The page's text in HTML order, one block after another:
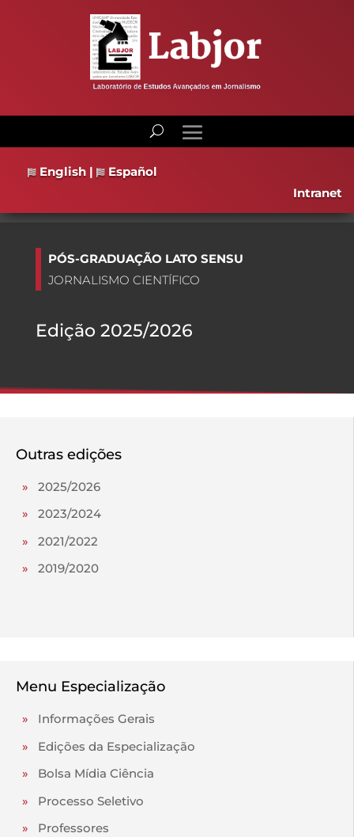
English |
Español
Intranet
PÓS-GRADUAÇÃO LATO SENSU
JORNALISMO CIENTÍFICO
Edição 2025/2026
Outras edições
» 2025/2026
» 2023/2024
» 2021/2022
» 2019/2020
Menu Especialização
» Informações Gerais
» Edições da Especialização
» Bolsa Mídia Ciência
» Processo Seletivo
» Professores